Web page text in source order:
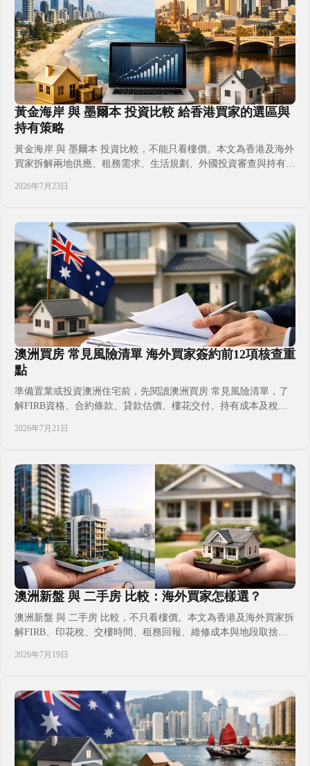
黃金海岸 與 墨爾本 投資比較 給香港買家的選區與
持有策略
黃金海岸 與 墨爾本 投資比較，不能只看樓價。本文為香港及海外
買家拆解兩地供應、租務需求、生活規劃、外國投資審查與持有成
場，並在選盤前釐清新樓、二手樓與地段的取捨，讓跨境置業決策
題清單
2026年7月23日
澳洲買房 常見風險清單 海外買家簽約前12項核查重
點
準備置業或投資澳洲住宅前，先閱讀澳洲買房 常見風險清單，了
解FIRB資格、合約條款、貸款估價、樓花交付、持有成本及稅務
移居安排，減少跨境置業常見誤判。並按自身身分、資金來源與持
家庭參考之用。
2026年7月21日
澳洲新盤 與 二手房 比較：海外買家怎樣選？
澳洲新盤 與 二手房 比較，不只看樓價。本文為香港及海外買家拆
解FIRB、印花稅、交樓時間、租務回報、維修成本與地段取捨，
合適澳洲物業。並提醒非居民購買限制及持有安排，讓決策更有依
捨。
2026年7月19日